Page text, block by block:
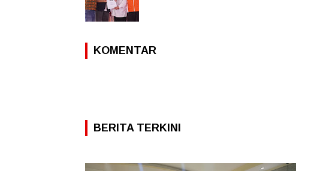
KOMENTAR
BERITA TERKINI